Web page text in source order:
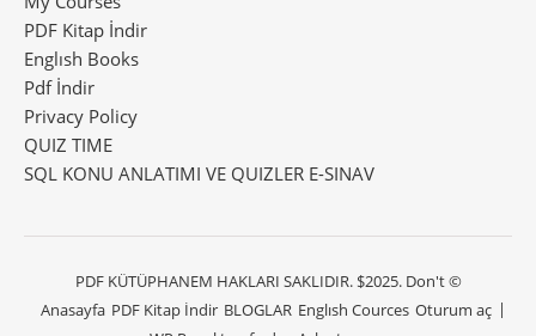
PDF Kitap İndir
Englısh Books
Pdf İndir
Privacy Policy
QUIZ TIME
SQL KONU ANLATIMI VE QUIZLER E-SINAV
PDF KÜTÜPHANEM HAKLARI SAKLIDIR. $2025. Don't ©
Anasayfa PDF Kitap İndir BLOGLAR Englısh Cources Oturum aç